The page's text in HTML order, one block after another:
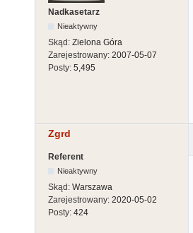
Nadkasetarz
Nieaktywny
Skąd: Zielona Góra
Zarejestrowany: 2007-05-07
Posty: 5,495
Zgrd
Referent
Nieaktywny
Skąd: Warszawa
Zarejestrowany: 2020-05-02
Posty: 424